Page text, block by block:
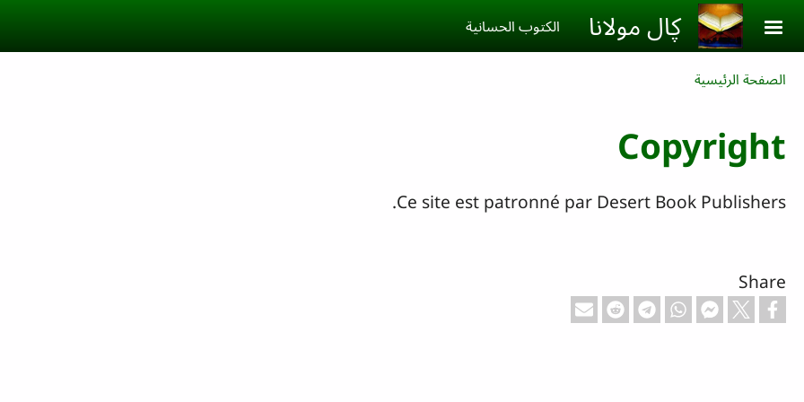
Skip to main contentڮال مولانا الكتوب الحسانية‎
Breadcrumb
الصفحة الرئيسية
Copyright
Ce site est patronné par Desert Book Publishers.
Share